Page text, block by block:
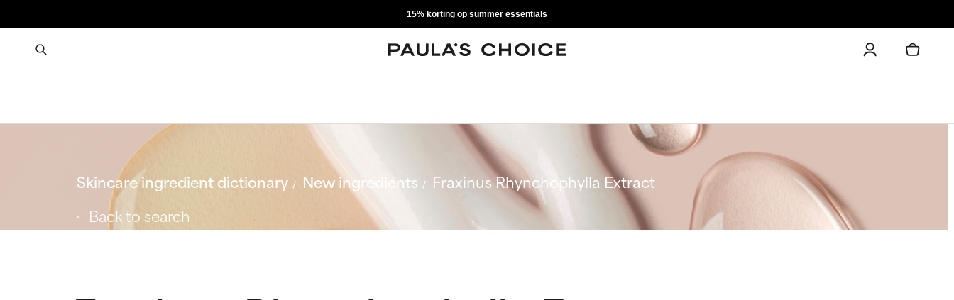
15% korting op summer essentials
Skincare ingredient dictionary New ingredients
Fraxinus Rhynchophylla Extract
Back to search